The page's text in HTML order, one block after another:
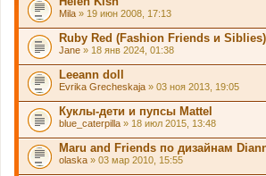
Mila » 19 июн 2008, 17:13
Ruby Red (Fashion Friends и Siblies)
Jane » 18 янв 2024, 01:38
Leeann doll
Evrika Grecheskaja » 03 ноя 2013, 19:05
Куклы-дети и пупсы Mattel
blue_caterpilla » 18 июл 2015, 13:48
Maru and Friends по дизайнам
olaska » 03 мар 2010, 15:55